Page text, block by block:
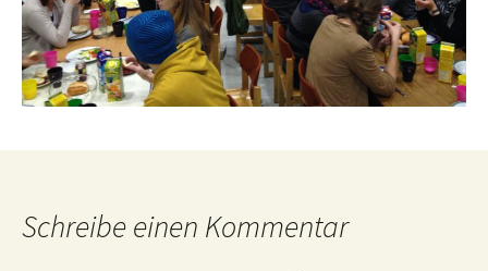
Schreibe einen Kommentar